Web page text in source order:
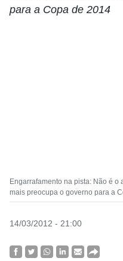
para a Copa de 2014
Engarrafamento na pista: Não é
mais preocupa o governo para a
14/03/2012 - 21:00